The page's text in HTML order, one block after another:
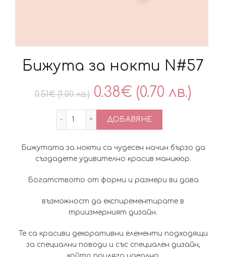
Бижута за нокти N#57
0.51€ (1.00 лв.) Original
price
0.51€
(1.00
лв.).
0.38€ (0.70 лв.)
(0.70
ДОБАВЯНЕ
Бижутата за нокти са чудесен начин бързо да
създадете удивително красив маникюр.
Богатството от форми и размери ви дава
възможност да експирементирате в
триизмерният дизайн.
Те са красиви декоративни елементи подходящи
за специални поводи и със специален дизайн,